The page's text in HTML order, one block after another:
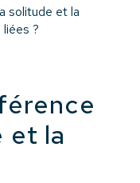
solitude et la
?
et la